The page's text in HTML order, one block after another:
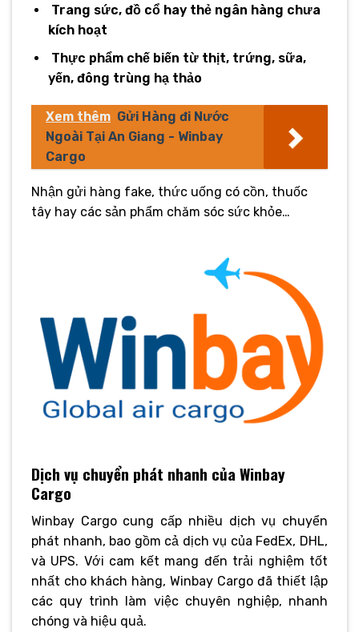
Trang sức, đồ cổ hay thẻ ngân hàng chưa
kích hoạt
Thực phẩm chế biến từ thịt, trứng, sữa,
yến, đông trùng hạ thảo
Xem thêm Gửi Hàng đi Nước
Ngoài Tại An Giang - Winbay
Cargo
Nhận gửi hàng fake, thức uống có cồn, thuốc
tây hay các sản phẩm chăm sóc sức khỏe…
Dịch vụ chuyển phát nhanh của Winbay
Cargo
Winbay Cargo cung cấp nhiều dịch vụ chuyển
phát nhanh, bao gồm cả dịch vụ của FedEx, DHL,
và UPS. Với cam kết mang đến trải nghiệm tốt
nhất cho khách hàng, Winbay Cargo đã thiết lập
các quy trình làm việc chuyên nghiệp, nhanh
chóng và hiệu quả.